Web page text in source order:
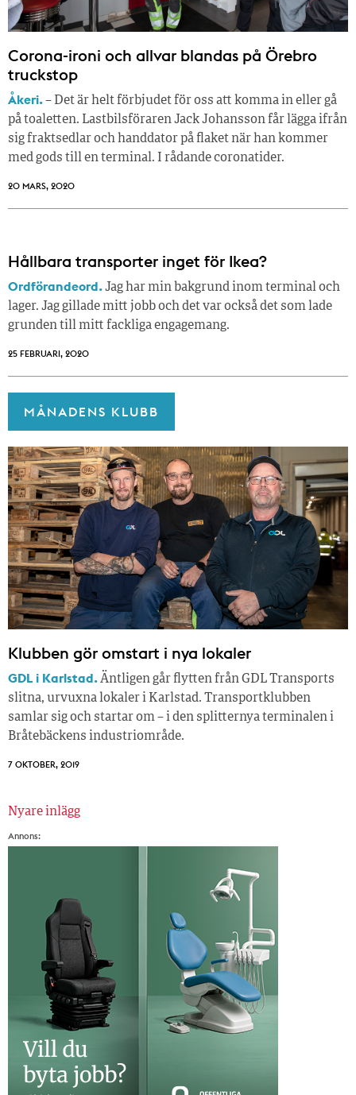
Corona-ironi och allvar blandas på Örebro
truckstop
Åkeri.– Det är helt förbjudet för oss att komma in eller gå
på toaletten. Lastbilsföraren Jack Johansson får lägga ifrån
sig fraktsedlar och handdator på flaket när han kommer
med gods till en terminal. I rådande coronatider.
20 MARS, 2020
Hållbara transporter inget för Ikea?
Ordförandeord.Jag har min bakgrund inom terminal och
lager. Jag gillade mitt jobb och det var också det som lade
grunden till mitt fackliga engagemang.
25 FEBRUARI, 2020
MÅNADENS KLUBB
Klubben gör omstart i nya lokaler
GDL i Karlstad.Äntligen går flytten från GDL Transports
slitna, urvuxna lokaler i Karlstad. Transportklubben
samlar sig och startar om – i den splitternya terminalen i
Bråtebäckens industriområde.
7 OKTOBER, 2019
Inläggsnavigering
Nyare inlägg
Annons: